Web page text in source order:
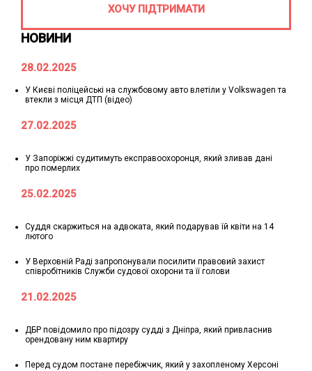
НОВИНИ
28.02.2025
У Києві поліцейські на службовому авто влетіли у Volkswagen та
втекли з місця ДТП (відео)
27.02.2025
У Запоріжжі судитимуть експравоохоронця, який зливав дані
про померлих
25.02.2025
Суддя скаржиться на адвоката, який подарував їй квіти на 14
лютого
У Верховній Раді запропонували посилити правовий захист
співробітників Служби судової охорони та її голови
21.02.2025
ДБР повідомило про підозру судді з Дніпра, який привласнив
орендовану ним квартиру
Перед судом постане перебіжчик, який у захопленому Херсоні
ХОЧУ ПІДТРИМАТИ